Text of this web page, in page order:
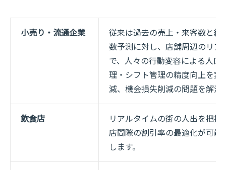
小売り・流通企業
従来は過去の売上・来客数と
数予測に対し、店舗周辺のリ
で、人々の行動変容による人
理・シフト管理の精度向上を
減、機会損失削減の問題を解決
飲食店
リアルタイムの街の人出を把
店間際の割引率の最適化が可
します。